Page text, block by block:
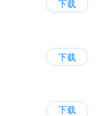
下载
下载
下载